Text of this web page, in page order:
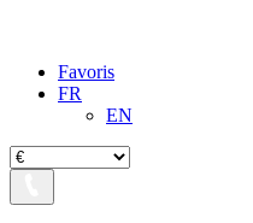
Favoris
FR
EN